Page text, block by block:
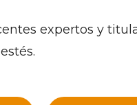
expertos y